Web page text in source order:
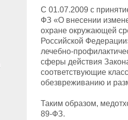
С 01.07.2009 с
ФЗ «О внесении
охране окружающей
Российской
лечебно-
сферы действия
соответствующие
обезвреживанию и
Таким образом,
89-ФЗ.